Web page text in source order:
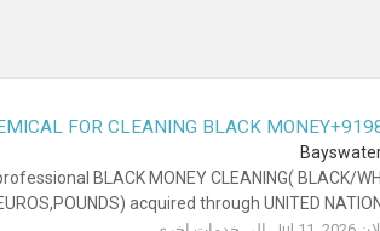
FOR CLEANING BLACK
BLACK MONEY CLEANING( BLACK/
acquired through UNITED